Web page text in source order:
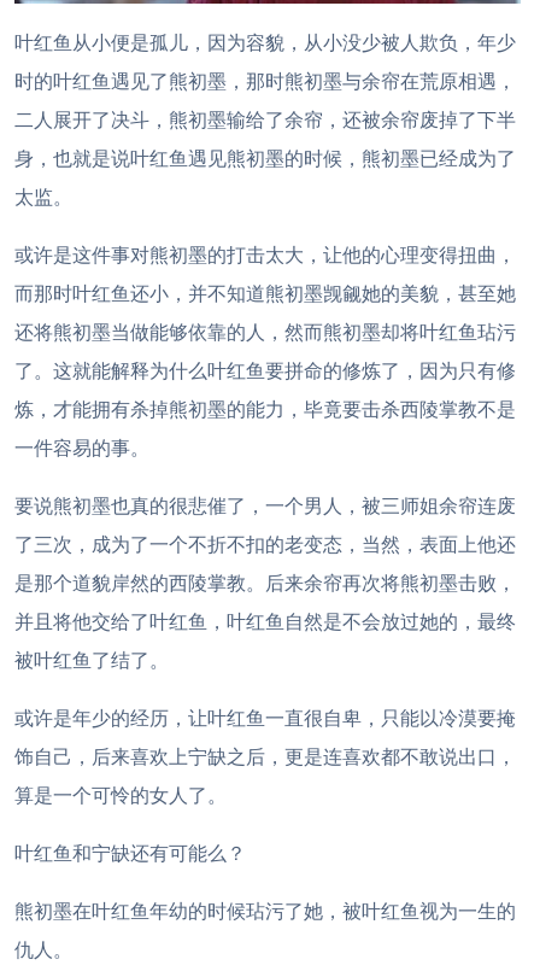
叶红鱼从小便是孤儿，因为容貌，从小没少被人欺负，年少
时的叶红鱼遇见了熊初墨，那时熊初墨与余帘在荒原相遇，
二人展开了决斗，熊初墨输给了余帘，还被余帘废掉了下半
身，也就是说叶红鱼遇见熊初墨的时候，熊初墨已经成为了
太监。
或许是这件事对熊初墨的打击太大，让他的心理变得扭曲，
而那时叶红鱼还小，并不知道熊初墨觊觎她的美貌，甚至她
还将熊初墨当做能够依靠的人，然而熊初墨却将叶红鱼玷污
了。这就能解释为什么叶红鱼要拼命的修炼了，因为只有修
炼，才能拥有杀掉熊初墨的能力，毕竟要击杀西陵掌教不是
一件容易的事。
要说熊初墨也真的很悲催了，一个男人，被三师姐余帘连废
了三次，成为了一个不折不扣的老变态，当然，表面上他还
是那个道貌岸然的西陵掌教。后来余帘再次将熊初墨击败，
并且将他交给了叶红鱼，叶红鱼自然是不会放过她的，最终
被叶红鱼了结了。
或许是年少的经历，让叶红鱼一直很自卑，只能以冷漠要掩
饰自己，后来喜欢上宁缺之后，更是连喜欢都不敢说出口，
算是一个可怜的女人了。
叶红鱼和宁缺还有可能么？
熊初墨在叶红鱼年幼的时候玷污了她，被叶红鱼视为一生的
仇人。